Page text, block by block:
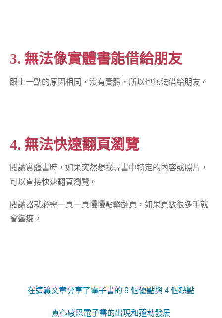
3. 無法像實體書能借給朋友
跟上一點的原因相同，沒有實體，所以也無法借給朋友。
4. 無法快速翻頁瀏覽
閱讀實體書時，如果突然想找尋書中特定的內容或照片，
可以直接快速翻頁瀏覽。
閱讀器就必需一頁一頁慢慢點擊翻頁，如果頁數很多手就
會蠻痠。
在這篇文章分享了電子書的 9 個優點與 4 個缺點
真心感恩電子書的出現和蓬勃發展